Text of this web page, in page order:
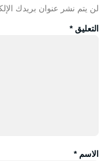
لن يتم نشر عنوان بريدك
التعليق*
الاسم*